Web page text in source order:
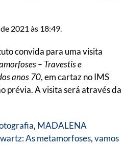
2021 às 18:49.
convida para uma visita
– Travestis e
anos 70, em cartaz no IMS
prévia. A visita será através da
, MADALENA
As metamorfoses,vamos